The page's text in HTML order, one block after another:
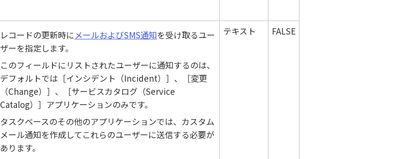
レコードの更新時にメールおよびSMS通知を受け取るユー
ザーを指定します。
このフィールドにリストされたユーザーに通知するのは、
デフォルトでは
インシデント（Incident） 、
変更
（Change）
、
サービスカタログ（Service
Catalog）
アプリケーションのみです。
タスクベースのその他のアプリケーションでは、カスタム
メール通知を作成してこれらのユーザーに送信する必要が
あります。
テキスト FALSE